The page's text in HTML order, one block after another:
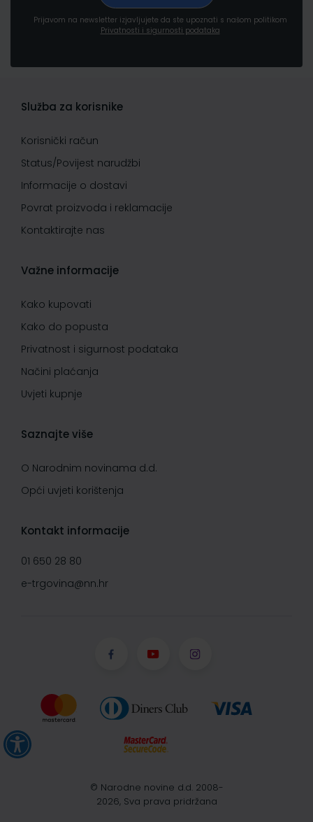
Prijavom na newsletter izjavljujete da ste upoznati s našom politikom
Privatnosti i sigurnosti podataka
Služba za korisnike
Korisnički račun
Status/Povijest narudžbi
Informacije o dostavi
Povrat proizvoda i reklamacije
Kontaktirajte nas
Važne informacije
Kako kupovati
Kako do popusta
Privatnost i sigurnost podataka
Načini plaćanja
Uvjeti kupnje
Saznajte više
O Narodnim novinama d.d.
Opći uvjeti korištenja
Kontakt informacije
01 650 28 80
e-trgovina@nn.hr
© Narodne novine d.d. 2008-
2026, Sva prava pridržana